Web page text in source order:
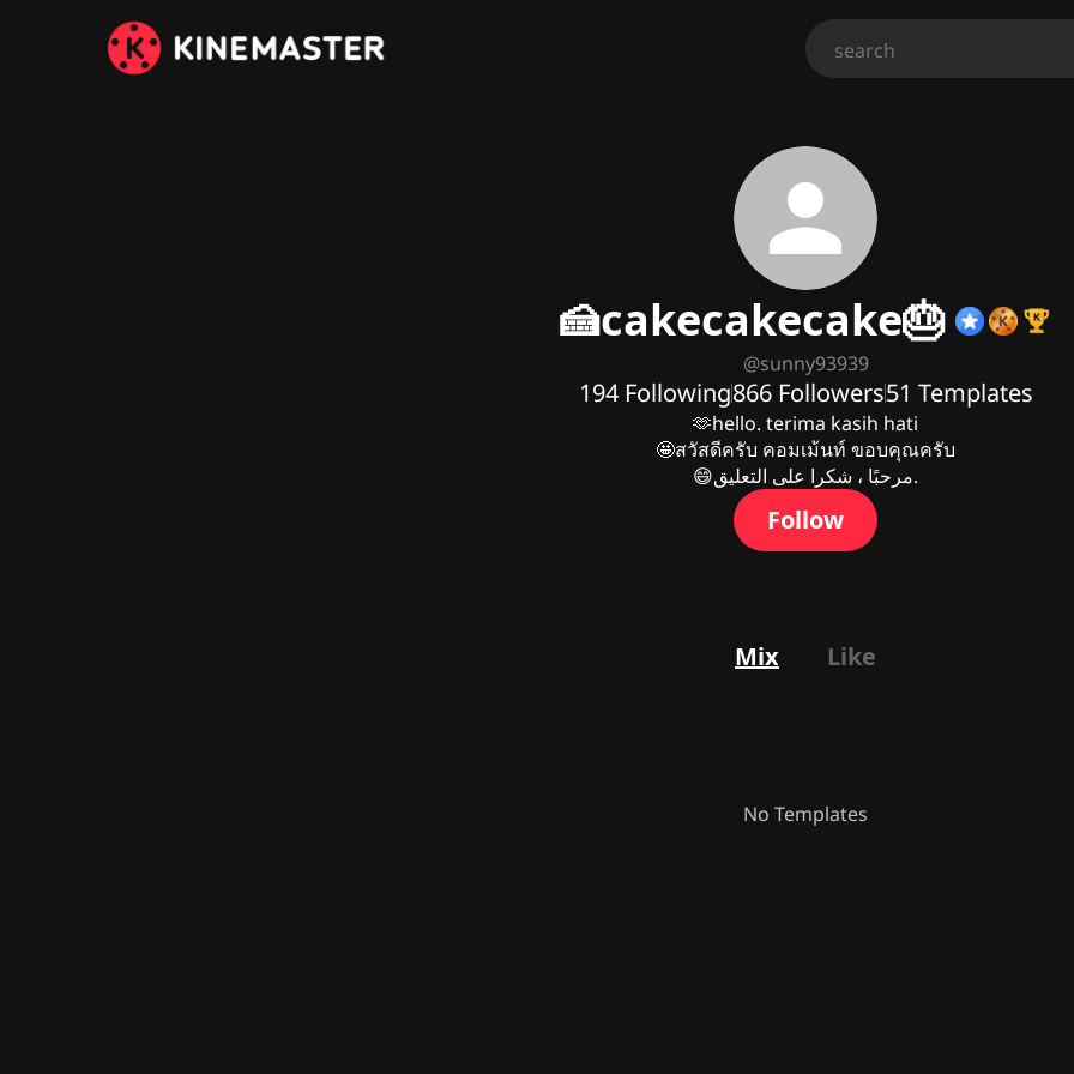
🍰cakecakecake🎂
@sunny93939
194 Following866 Followers51 Templates
🫶hello. terima kasih hati
🤩สวัสดีครับ คอมเม้นท์ ขอบคุณครับ
😄مرحبًا ، شكرا على التعليق.
Follow
Mix Like
No Templates